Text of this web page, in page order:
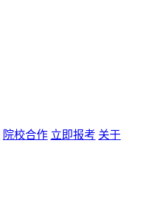
院校合作 立即报考 关于